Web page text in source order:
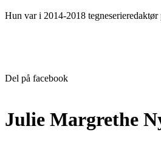
Hun var i 2014-2018
Del på facebook
Julie Margrethe